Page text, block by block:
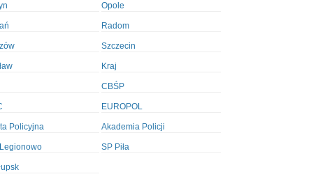
Opole
Radom
Szczecin
Kraj
CBŚP
EUROPOL
Policyjna Akademia Policji
SP Piła